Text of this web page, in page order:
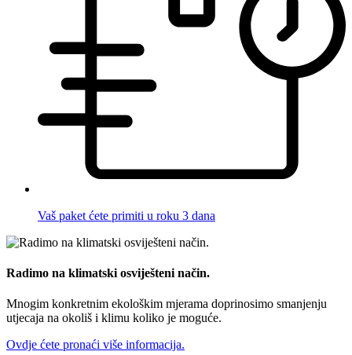
Vaš paket ćete primiti u roku 3 dana
Radimo na klimatski osviješteni način.
Mnogim konkretnim ekološkim mjerama doprinosimo smanjenju
utjecaja na okoliš i klimu koliko je moguće.
Ovdje ćete pronaći više informacija.